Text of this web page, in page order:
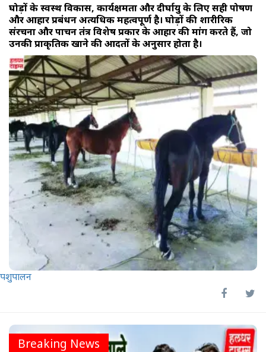
घोड़ों के स्वस्थ विकास, कार्यक्षमता और दीर्घायु के लिए सही पोषण
और आहार प्रबंधन अत्यधिक महत्वपूर्ण है। घोड़ों की शारीरिक
संरचना और पाचन तंत्र विशेष प्रकार के आहार की मांग करते हैं, जो
उनकी प्राकृतिक खाने की आदतों के अनुसार होता है।
पशुपालन
Breaking News